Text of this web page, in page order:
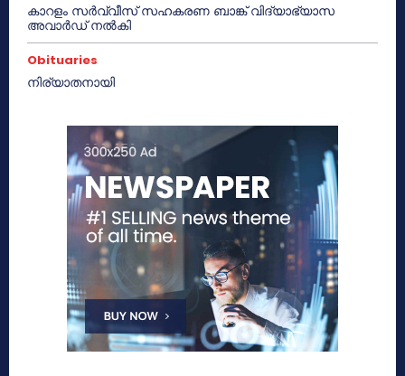
കാറളം സർവ്വീസ് സഹകരണ ബാങ്ക് വിദ്യാഭ്യാസ
അവാർഡ് നൽകി
Obituaries
നിര്യാതനായി